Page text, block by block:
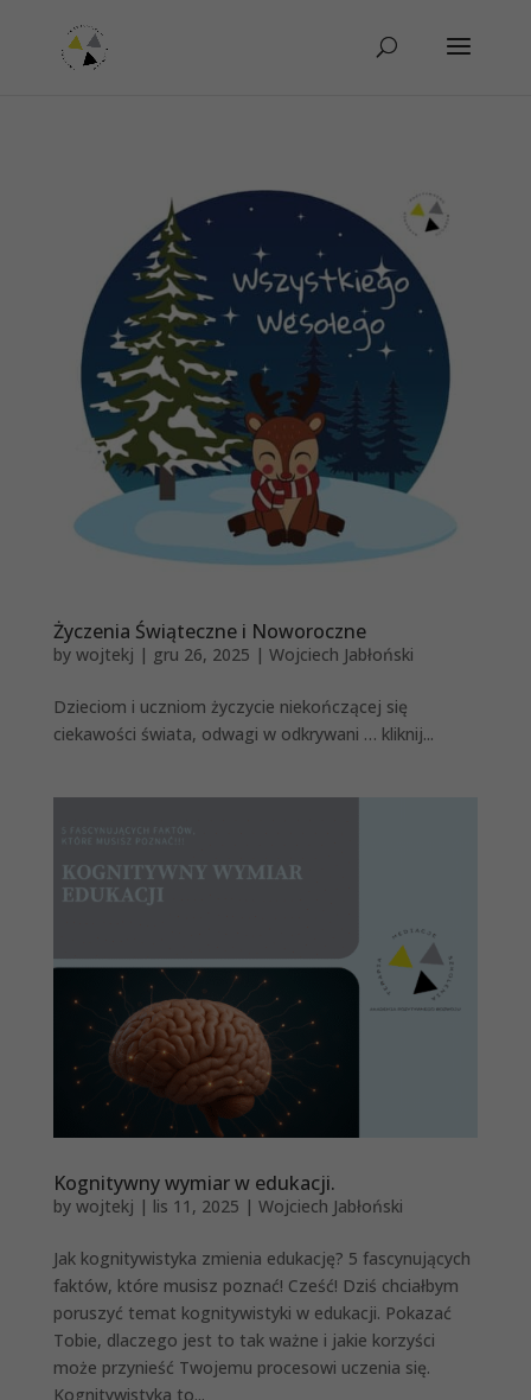
Życzenia Świąteczne i Noworoczne
by wojtekj | gru 26, 2025 | Wojciech Jabłoński
Dzieciom i uczniom życzycie niekończącej się
ciekawości świata, odwagi w odkrywani … kliknij...
Kognitywny wymiar w edukacji.
by wojtekj | lis 11, 2025 | Wojciech Jabłoński
Jak kognitywistyka zmienia edukację? 5 fascynujących
faktów, które musisz poznać! Cześć! Dziś chciałbym
poruszyć temat kognitywistyki w edukacji. Pokazać
Tobie, dlaczego jest to tak ważne i jakie korzyści
może przynieść Twojemu procesowi uczenia się.
Kognitywistyka to...